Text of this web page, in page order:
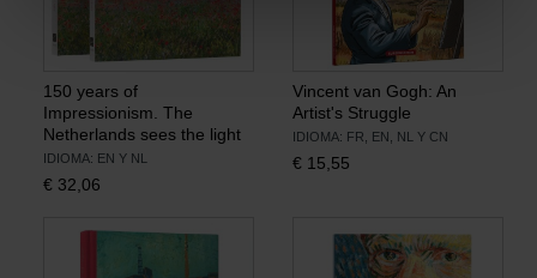
150 years of
Impressionism. The
Netherlands sees the light
IDIOMA: EN Y NL
€ 32,06
Vincent van Gogh: An
Artist's Struggle
IDIOMA: FR, EN, NL Y CN
€ 15,55